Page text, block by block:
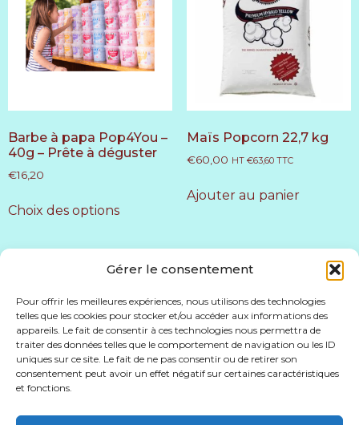
Gérer le consentement
Pour offrir les meilleures expériences, nous utilisons des technologies
telles que les cookies pour stocker et/ou accéder aux informations des
appareils. Le fait de consentir à ces technologies nous permettra de
traiter des données telles que le comportement de navigation ou les ID
uniques sur ce site. Le fait de ne pas consentir ou de retirer son
consentement peut avoir un effet négatif sur certaines caractéristiques
et fonctions.
Barbe à papa Pop4You –
40g – Prête à déguster
€16,20
Choix des options
Maïs Popcorn 22,7 kg
€60,00 HT €63,60TTC
Ajouter au panier
Accueil
Conditions générales de vente
Politique de confidentialité
American Pop
Nous contacter